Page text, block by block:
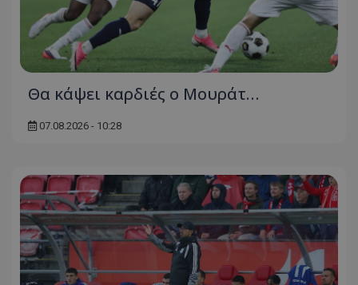
Θα κάψει καρδιές ο Μουράτ…
07.08.2026 - 10:28